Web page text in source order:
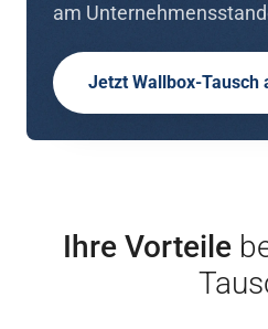
am
Jetzt Wallbox-Tausch
Ihre Vorteile